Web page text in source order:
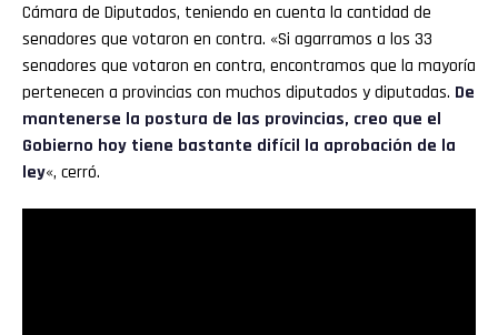
Cámara de Diputados, teniendo en cuenta la cantidad de
senadores que votaron en contra. «Si agarramos a los 33
senadores que votaron en contra, encontramos que la mayoría
pertenecen a provincias con muchos diputados y diputadas. De
mantenerse la postura de las provincias, creo que el
Gobierno hoy tiene bastante difícil la aprobación de la
ley«, cerró.